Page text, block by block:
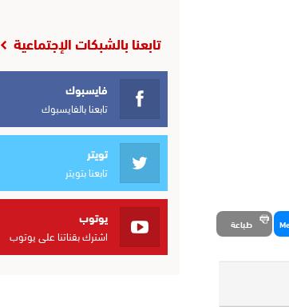
طباعة
تابعنا بالشبكات الإجتماعية
فايسبوك
تابعنا بالفايسبوك
تويتر
تابعنا بتويتر
يوتوب
اشترك بقناتنا على يوتوب